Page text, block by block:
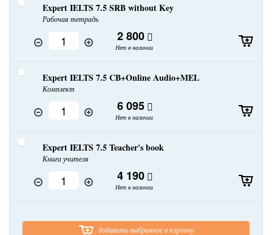
Expert IELTS 7.5 SRB without Key
Рабочая тетрадь
2 800
Нет в наличии
Expert IELTS 7.5 CB+Online Audio+MEL
Комплект
6 095
Нет в наличии
Expert IELTS 7.5 Teacher's book
Книга учителя
4 190
Нет в наличии
добавить выбранное в корзину